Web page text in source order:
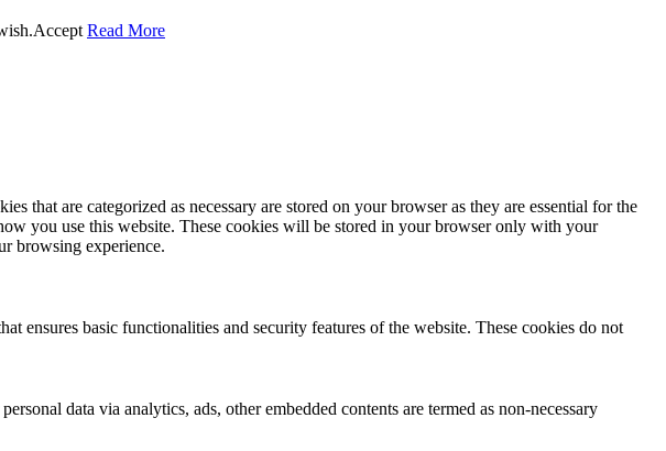
Accept Read More
that are categorized as necessary are stored on your browser as they are essential for the
you use this website. These cookies will be stored in your browser only with your
browsing experience.
ensures basic functionalities and security features of the website. These cookies do not
data via analytics, ads, other embedded contents are termed as non-necessary